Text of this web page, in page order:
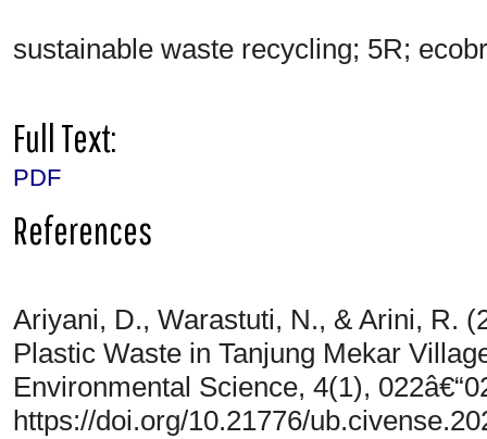
sustainable waste recycling; 5R;
Full Text:
PDF
References
Ariyani, D., Warastuti, N., & Arini, R.
Plastic Waste in Tanjung Mekar
Environmental Science, 4(1),
https://doi.org/10.21776/